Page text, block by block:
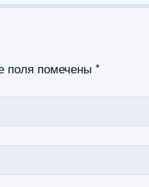
поля помечены *